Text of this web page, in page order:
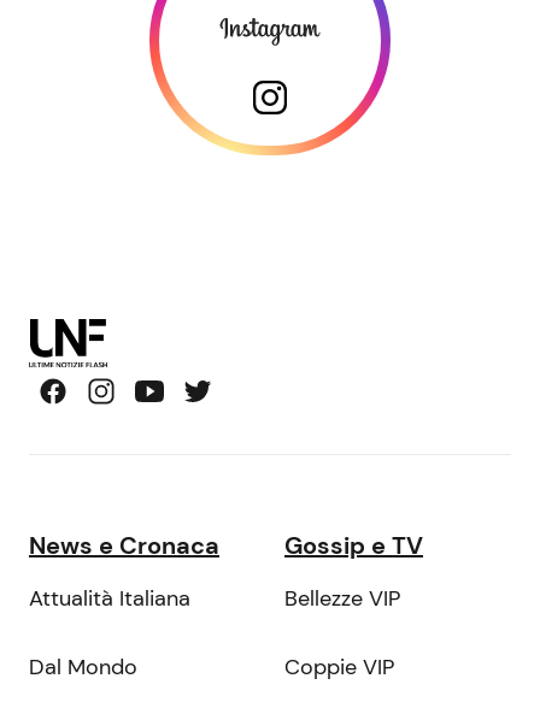
News e Cronaca
Attualità Italiana
Dal Mondo
Gossip e TV
Bellezze VIP
Coppie VIP